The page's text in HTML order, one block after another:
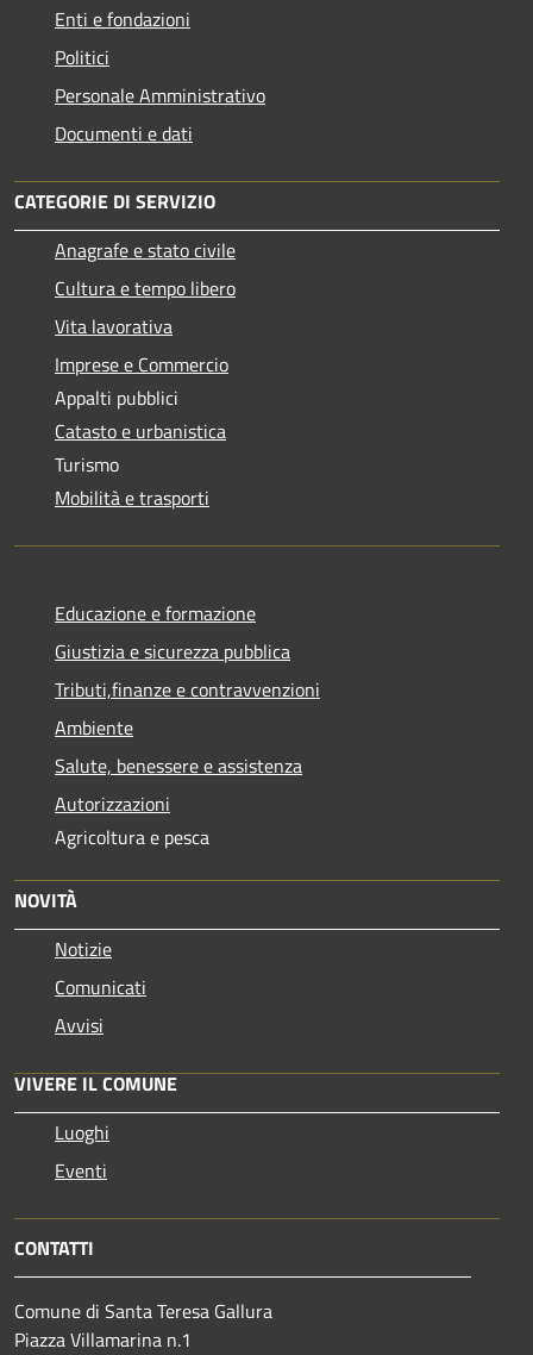
Enti e fondazioni
Politici
Personale Amministrativo
Documenti e dati
CATEGORIE DI SERVIZIO
Anagrafe e stato civile
Cultura e tempo libero
Vita lavorativa
Imprese e Commercio
Appalti pubblici
Catasto e urbanistica
Turismo
Mobilità e trasporti
Educazione e formazione
Giustizia e sicurezza pubblica
Tributi,finanze e contravvenzioni
Ambiente
Salute, benessere e assistenza
Autorizzazioni
Agricoltura e pesca
NOVITÀ
Notizie
Comunicati
Avvisi
VIVERE IL COMUNE
Luoghi
Eventi
CONTATTI
Comune di Santa Teresa Gallura
Piazza Villamarina n.1